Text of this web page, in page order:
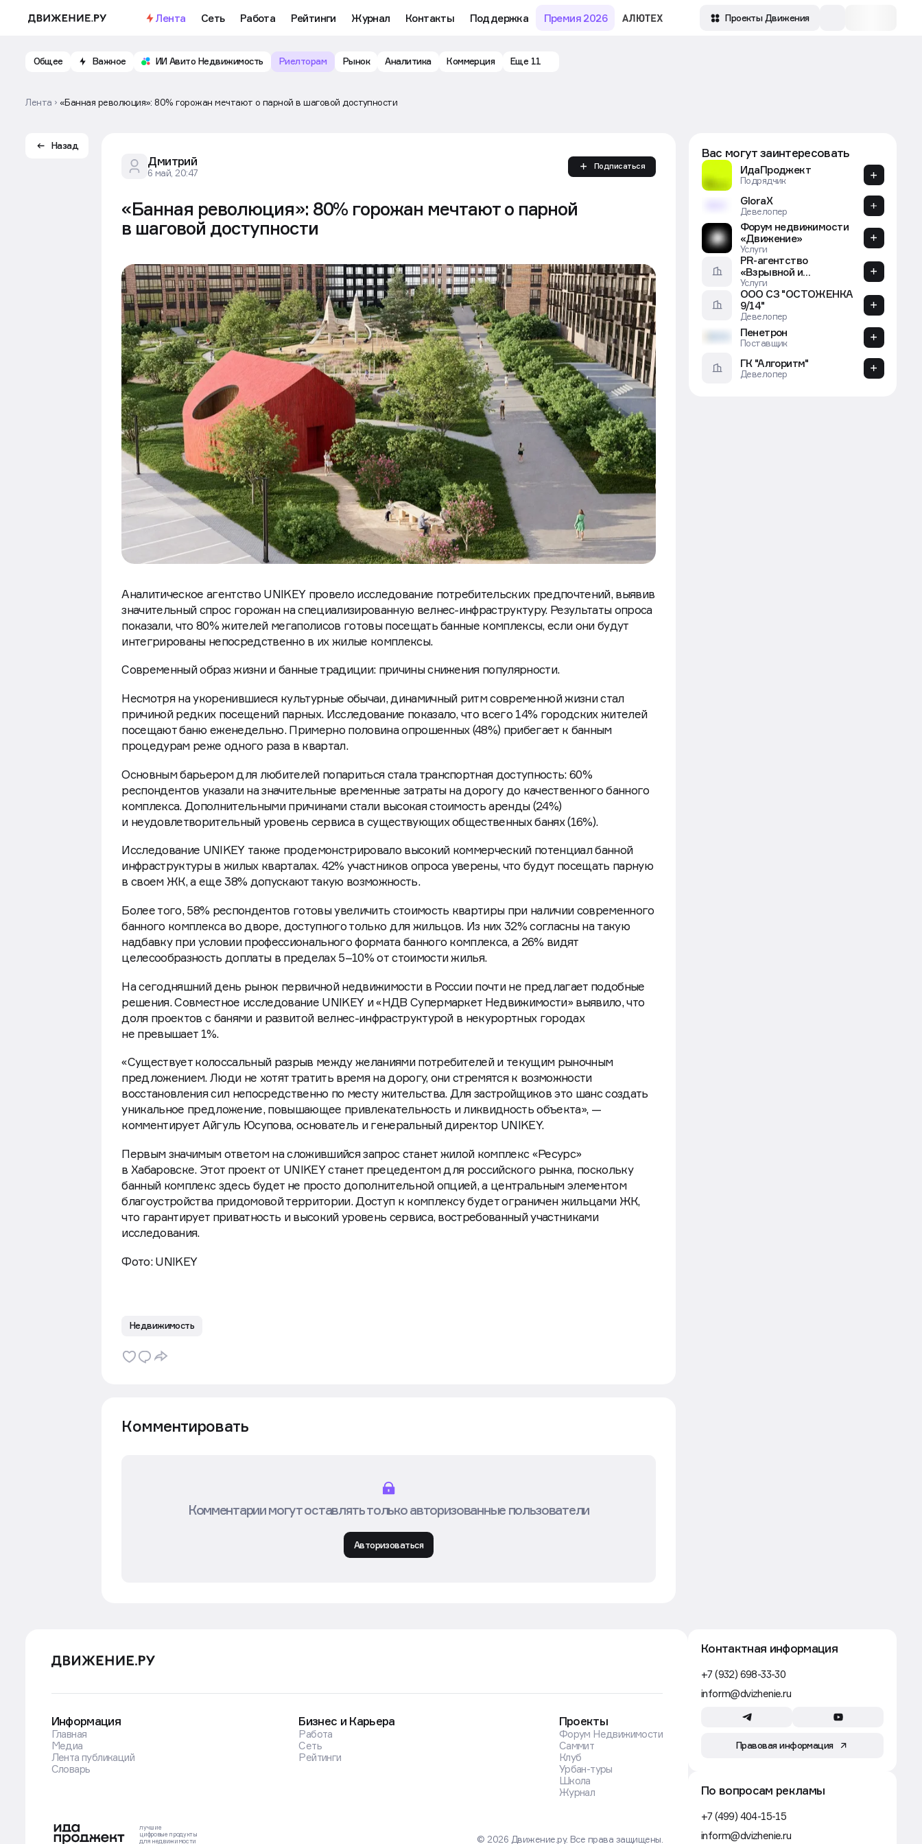
Важное Откройте доступ к бесплатному обучению и аналитике рынка в личном кабинете риелтора Зарегистрироваться
Лента Сеть Работа Рейтинги Журнал Контакты Поддержка Премия 2026 Проекты Движения
Общее Важное ИИ Авито Недвижимость Риелторам Рынок Аналитика Коммерция Еще 11
Лента «Банная революция»: 80% горожан мечтают о парной в шаговой доступности
Назад
Дмитрий
6 май, 20:47
Подписаться
«Банная революция»: 80% горожан мечтают о парной
в шаговой доступности
Аналитическое агентство UNIKEY провело исследование потребительских предпочтений, выявив
значительный спрос горожан на специализированную велнес-инфраструктуру. Результаты опроса
показали, что 80% жителей мегаполисов готовы посещать банные комплексы, если они будут
интегрированы непосредственно в их жилые комплексы.
Современный образ жизни и банные традиции: причины снижения популярности.
Несмотря на укоренившиеся культурные обычаи, динамичный ритм современной жизни стал
причиной редких посещений парных. Исследование показало, что всего 14% городских жителей
посещают баню еженедельно. Примерно половина опрошенных (48%) прибегает к банным
процедурам реже одного раза в квартал.
Основным барьером для любителей попариться стала транспортная доступность: 60%
респондентов указали на значительные временные затраты на дорогу до качественного банного
комплекса. Дополнительными причинами стали высокая стоимость аренды (24%)
и неудовлетворительный уровень сервиса в существующих общественных банях (16%).
Исследование UNIKEY также продемонстрировало высокий коммерческий потенциал банной
инфраструктуры в жилых кварталах. 42% участников опроса уверены, что будут посещать парную
в своем ЖК, а еще 38% допускают такую возможность.
Более того, 58% респондентов готовы увеличить стоимость квартиры при наличии современного
банного комплекса во дворе, доступного только для жильцов. Из них 32% согласны на такую
надбавку при условии профессионального формата банного комплекса, а 26% видят
целесообразность доплаты в пределах 5–10% от стоимости жилья.
На сегодняшний день рынок первичной недвижимости в России почти не предлагает подобные
решения. Совместное исследование UNIKEY и «НДВ Супермаркет Недвижимости» выявило, что
доля проектов с банями и развитой велнес-инфраструктурой в некурортных городах
не превышает 1%.
«Существует колоссальный разрыв между желаниями потребителей и текущим рыночным
предложением. Люди не хотят тратить время на дорогу, они стремятся к возможности
восстановления сил непосредственно по месту жительства. Для застройщиков это шанс создать
уникальное предложение, повышающее привлекательность и ликвидность объекта», —
комментирует Айгуль Юсупова, основатель и генеральный директор UNIKEY.
Первым значимым ответом на сложившийся запрос станет жилой комплекс «Ресурс»
в Хабаровске. Этот проект от UNIKEY станет прецедентом для российского рынка, поскольку
банный комплекс здесь будет не просто дополнительной опцией, а центральным элементом
благоустройства придомовой территории. Доступ к комплексу будет ограничен жильцами ЖК,
что гарантирует приватность и высокий уровень сервиса, востребованный участниками
исследования.
Фото: UNIKEY
Недвижимость
Комментировать
Комментарии могут оставлять только авторизованные пользователи
Авторизоваться
Вас могут заинтересовать
ИдаПроджект
Подрядчик
GloraX
Девелопер
Форум недвижимости
«Движение»
Услуги
Inspira
Производитель
ООО "ГК "ЖИК г. Казани"
Застройщик
ООО «ДОМ-СТРОЙ»
Девелопер
СОВРЕМЕННИК
Девелопер
Информация
Главная
Медиа
Лента публикаций
Словарь
Бизнес и Карьера
Работа
Сеть
Рейтинги
Проекты
Форум Недвижимости
Саммит
Клуб
Урбан-туры
Школа
Журнал
лучшие
цифровые продукты
для недвижимости
© 2026 Движение.ру. Все права защищены.
Контактная информация
+7 (932) 698-33-30
inform@dvizhenie.ru
Правовая информация
По вопросам рекламы
+7 (499) 404-15-15
inform@dvizhenie.ru